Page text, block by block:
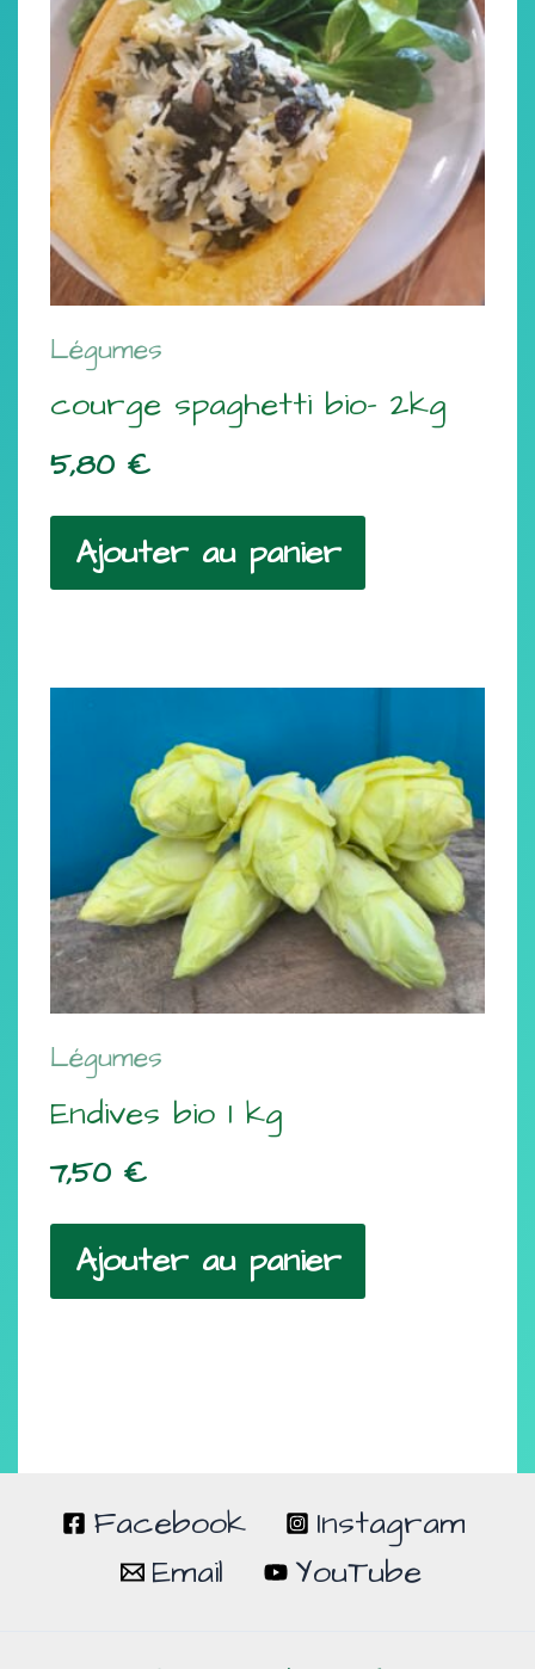
Légumes
courge spaghetti bio- 2kg
5,80 €
Ajouter au panier
Légumes
Endives bio 1 kg
7,50 €
Ajouter au panier
Facebook
Instagram
Email
YouTube